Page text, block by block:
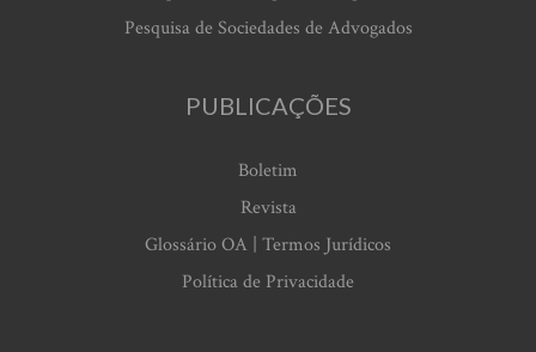
Pesquisa de Sociedades de Advogados
PUBLICAÇÕES
Boletim
Revista
Glossário OA | Termos Jurídicos
Política de Privacidade